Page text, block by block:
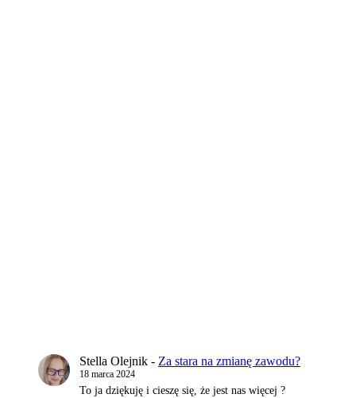
Stella Olejnik - Za stara na zmianę zawodu?
18 marca 2024
To ja dziękuję i cieszę się, że jest nas więcej ?